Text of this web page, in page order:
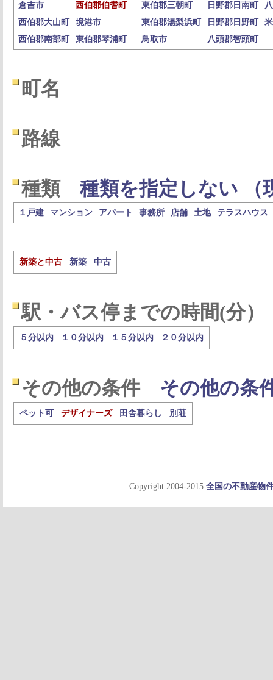
倉吉市
西伯郡伯耆町 東伯郡三朝町 日野郡日南町
西伯郡大山町
境港市 東伯郡湯梨浜町 日野郡日野町
西伯郡南部町
東伯郡琴浦町 鳥取市 八頭郡智頭町
町名
路線
種類 種類を指定しない （
１戸建 マンション アパート 事務所 店舗 土地 テラスハウス
新築と中古 新築 中古
駅・バス停までの時間(分）
５分以内 １０分以内 １５分以内 ２０分以内
その他の条件 その他の条
ペット可 デザイナーズ 田舎暮らし 別荘
Copyright 2004-2015 全国の不動産物